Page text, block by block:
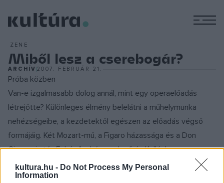
kultura.hu - Do Not Process My Personal
Information
ZENE
Miből lesz a cserebogár?
ARCHÍV2007. FEBRUÁR 21.
Próba közben
Van-e izgalmasabb dolog annál, mint egy operaelőadás
létrejötte? Különleges élmény belelátni a műhelymunka
nehézségeibe, a kezdetektől egészen az előadás végső
formájáig. Két Mozart-mű, a Figaro házassága és a Don
Giovanni után Fehér András rendező és Kollár Imre
karmester a Liszt Ferenc Zeneművészeti Egyetem
Tanárképző Intézete énekszakos hallgatóinak